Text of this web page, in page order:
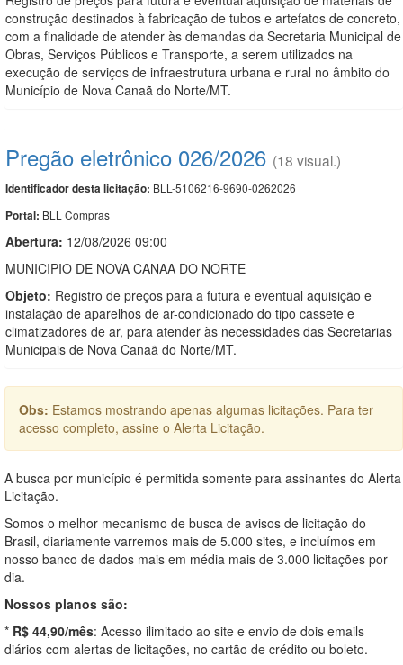
construção destinados à fabricação de tubos e artefatos de concreto,
com a finalidade de atender às demandas da Secretaria Municipal de
Obras, Serviços Públicos e Transporte, a serem utilizados na
execução de serviços de infraestrutura urbana e rural no âmbito do
Município de Nova Canaã do Norte/MT.
Pregão eletrônico 026/2026 (18 visual.)
Identificador desta licitação: BLL-5106216-9690-0262026
Portal: BLL Compras
Abertura: 12/08/2026 09:00
MUNICIPIO DE NOVA CANAA DO NORTE
Objeto: Registro de preços para a futura e eventual aquisição e
instalação de aparelhos de ar-condicionado do tipo cassete e
climatizadores de ar, para atender às necessidades das Secretarias
Municipais de Nova Canaã do Norte/MT.
Obs: Estamos mostrando apenas algumas licitações. Para ter
acesso completo, assine o Alerta Licitação.
A busca por município é permitida somente para assinantes do Alerta
Licitação.
Somos o melhor mecanismo de busca de avisos de licitação do
Brasil, diariamente varremos mais de 5.000 sites, e incluímos em
nosso banco de dados mais em média mais de 3.000 licitações por
dia.
Nossos planos são:
* R$ 44,90/mês: Acesso ilimitado ao site e envio de dois emails
diários com alertas de licitações, no cartão de crédito ou boleto.